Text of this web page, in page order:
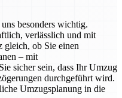
besonders wichtig.
verlässlich und mit
gleich, ob Sie einen
– mit
sicher sein, dass Ihr Umzug
durchgeführt wird.
Umzugsplanung in die